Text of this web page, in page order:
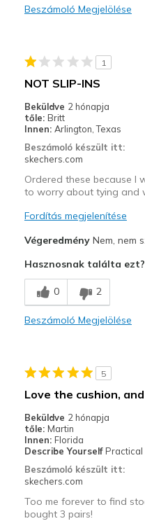
Feels cheaply made
Squeaking noise when
Legjobb használat
Casual Wear
Width
Feels
View On Shoes
Beszámoló Megjelölése
1
NOT SLIP-INS
Beküldve 2 hónapja
tőle: Britt
Innen: Arlington, Texas
Beszámoló készült itt:
skechers.com
Ordered these because I
to worry about tying and
Fordítás megjelenítése
VégeredményNem, nem
Hasznosnak találta ezt?
0 2
Beszámoló Megjelölése
5
Love the cushion,
Beküldve 2 hónapja
tőle: Martin
Innen: Florida
Describe Yourself Practical
Beszámoló készült itt:
skechers.com
Too me forever to find
bought 3 pairs!